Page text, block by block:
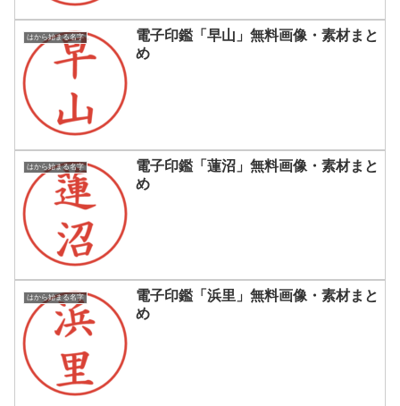
はから始まる名字
電子印鑑「早山」無料画像・素材まと
め
はから始まる名字
電子印鑑「蓮沼」無料画像・素材まと
め
はから始まる名字
電子印鑑「浜里」無料画像・素材まと
め